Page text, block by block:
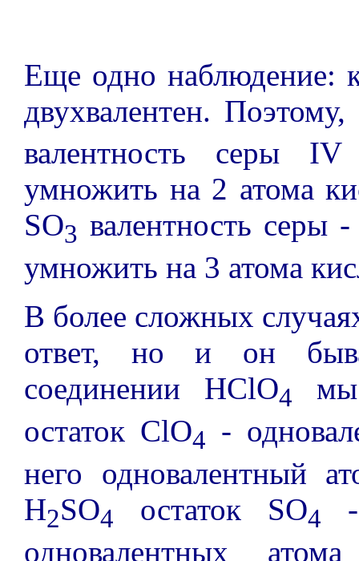
Еще одно наблюдение:
двухвалентен.
валентность серы
умножить на 2 атома
SO3 валентность серы
умножить на 3 атома
В более сложных
ответ, но и он
соединении HClO4
мы
остаток ClO4 -
него одновалентный
H2SO4 остаток SO4
-
одновалентных